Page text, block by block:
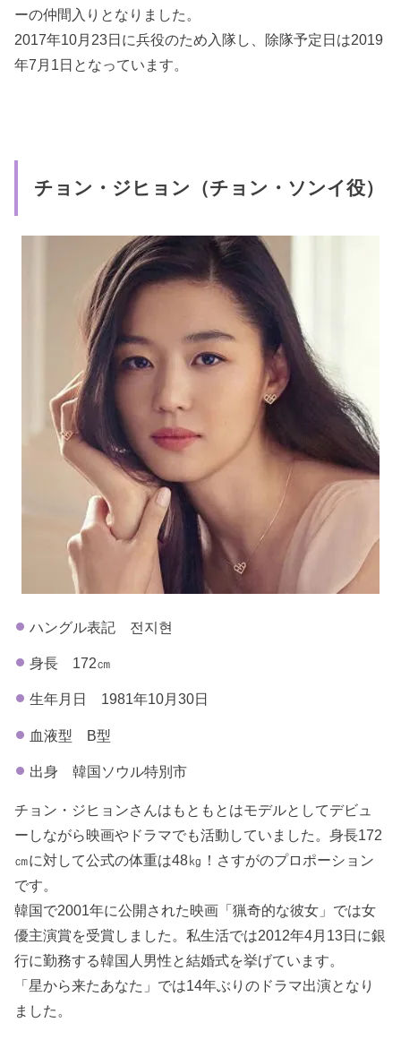
ーの仲間入りとなりました。
2017年10月23日に兵役のため入隊し、除隊予定日は2019
年7月1日となっています。
チョン・ジヒョン（チョン・ソンイ役）
ハングル表記 전지현
身長 172㎝
生年月日 1981年10月30日
血液型 B型
出身 韓国ソウル特別市
チョン・ジヒョンさんはもともとはモデルとしてデビュ
ーしながら映画やドラマでも活動していました。身長172
㎝に対して公式の体重は48㎏！さすがのプロポーション
です。
韓国で2001年に公開された映画「猟奇的な彼女」では女
優主演賞を受賞しました。私生活では2012年4月13日に銀
行に勤務する韓国人男性と結婚式を挙げています。
「星から来たあなた」では14年ぶりのドラマ出演となり
ました。